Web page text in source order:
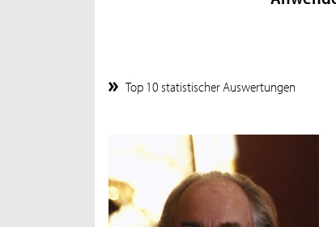
Top 10 statistischer Auswertungen